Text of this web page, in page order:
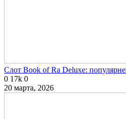
Слот Book of Ra Deluxe:
0 17k 0
20 марта, 2026